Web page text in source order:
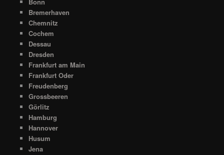
Bremerhaven
Chemnitz
Cochem
Dessau
Dresden
Frankfurt am Main
Frankfurt Oder
Freudenberg
Grossbeeren
Görlitz
Hamburg
Hannover
Husum
Jena